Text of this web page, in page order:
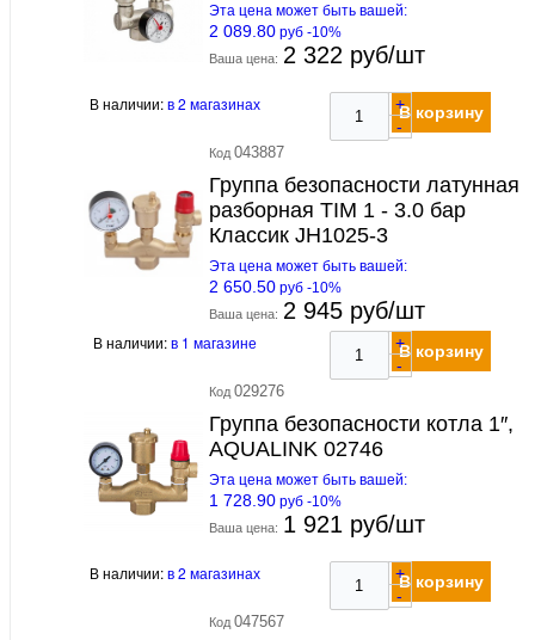
Эта цена может быть вашей:
2 089.80 руб -10%
Ваша цена: 2 322 руб/шт
В наличии:в 2 магазинах
+
-
В корзину
Код 043887
Группа безопасности латунная
разборная TIM 1 - 3.0 бар
Классик JH1025-3
Эта цена может быть вашей:
2 650.50 руб -10%
Ваша цена: 2 945 руб/шт
В наличии:в 1 магазине
+
-
В корзину
Код 029276
Группа безопасности котла 1″,
AQUALINK 02746
Эта цена может быть вашей:
1 728.90 руб -10%
Ваша цена: 1 921 руб/шт
В наличии:в 2 магазинах
+
-
В корзину
Код 047567